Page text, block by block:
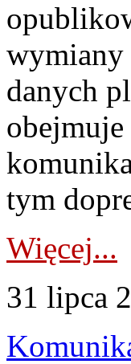
wymiany
danych
tym
Więcej...
31 lipca